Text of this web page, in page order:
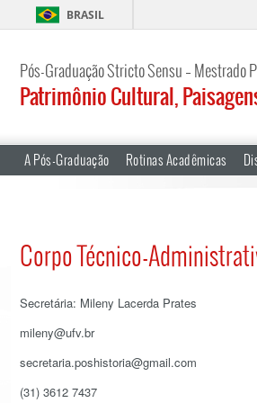
BRASIL
Pós-Graduação Stricto Sensu – Mestrado
Patrimônio Cultural,
A Pós-Graduação Rotinas Acadêmicas
Corpo Técnico-
Secretária: Mileny Lacerda Prates
mileny@ufv.br
secretaria.poshistoria@gmail.com
(31) 3612 7437